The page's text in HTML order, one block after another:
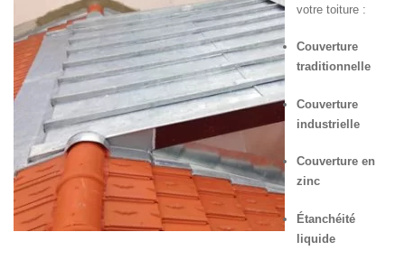
votre toiture :
Couverture
traditionnelle
Couverture
industrielle
Couverture en
zinc
Étanchéité
liquide